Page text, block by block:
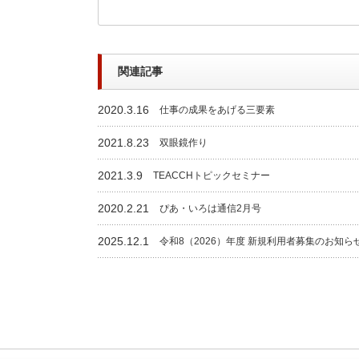
関連記事
2020.3.16 仕事の成果をあげる三要素
2021.8.23 双眼鏡作り
2021.3.9 TEACCHトピックセミナー
2020.2.21 ぴあ・いろは通信2月号
2025.12.1 令和8（2026）年度 新規利用者募集のお知ら